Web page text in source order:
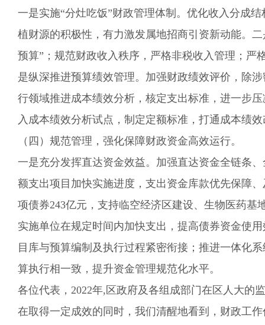
一是实施“分灶吃饭”财政管理体制。优化收入分成
植财源的积极性，有力激发属地招商引资新动能。
预算”；规范财政收入秩序， 严格非税收入管理 ； 严
是纵深推进预算绩效管理。加强财政绩效评价，除
行领域推进成本绩效分析，核定支出标准，进一步
入 成本绩效分析试点，制定定额标准， 打通成本绩
（四）规范管理，强化保障财政资金高效运行。
一是充分发挥直达资金效益。 加强直达资金全链条
额支出项目 加快实施进度， 支出资金库款优先保障
项债券243亿元，支持临空经济区建设、生物医药
实施单位在规定时间内加快支出，提高债券资金使
目库与预算编制及执行过程紧密衔接 ； 推进一体化
算执行相一致， 提升资金管理规范化水平。
各位代表， 2022年, 区政府及各组成部门在区人大的
在取得一定成效的同时，我们清醒地看到，财政工